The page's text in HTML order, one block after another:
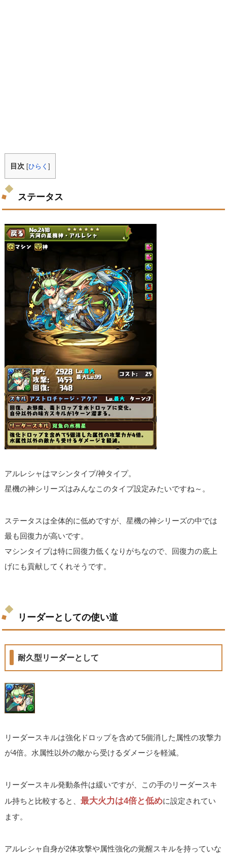
目次 [ひらく]
ステータス
アルレシャはマシンタイプ/神タイプ。
星機の神シリーズはみんなこのタイプ設定みたいですね～。
ステータスは全体的に低めですが、星機の神シリーズの中では
最も回復力が高いです。
マシンタイプは特に回復力低くなりがちなので、回復力の底上
げにも貢献してくれそうです。
リーダーとしての使い道
耐久型リーダーとして
リーダースキルは強化ドロップを含めて5個消した属性の攻撃力
が4倍。水属性以外の敵から受けるダメージを軽減。
リーダースキル発動条件は緩いですが、この手のリーダースキ
ル持ちと比較すると、最大火力は4倍と低めに設定されてい
ます。
アルレシャ自身が2体攻撃や属性強化の覚醒スキルを持っていな